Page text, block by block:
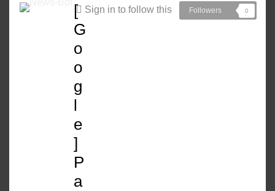
Sign in to follow this Followers 0
[
G
o
o
g
l
e
]
P
a